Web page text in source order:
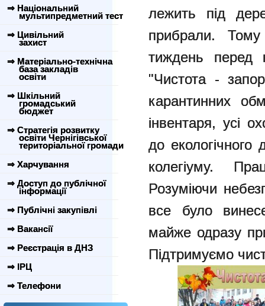
⇒ Національний
мультипредметний тест
⇒ Цивільний
захист
⇒ Матеріально-технічна
база закладів
освіти
⇒ Шкільний
громадський
бюджет
⇒ Стратегія розвитку
освіти Чернігівської
територіальної громади
⇒ Харчування
⇒ Доступ до публічної
інформації
⇒ Публічні закупівлі
⇒ Вакансії
⇒ Реєстрація в ДНЗ
⇒ ІРЦ
⇒ Телефони
лежить під
прибрали. Тому
тиждень перед
"Чистота -
карантинних
інвентаря, усі
до екологічного
колегіуму.
Розуміючи
все було
майже одразу
Підтримуємо